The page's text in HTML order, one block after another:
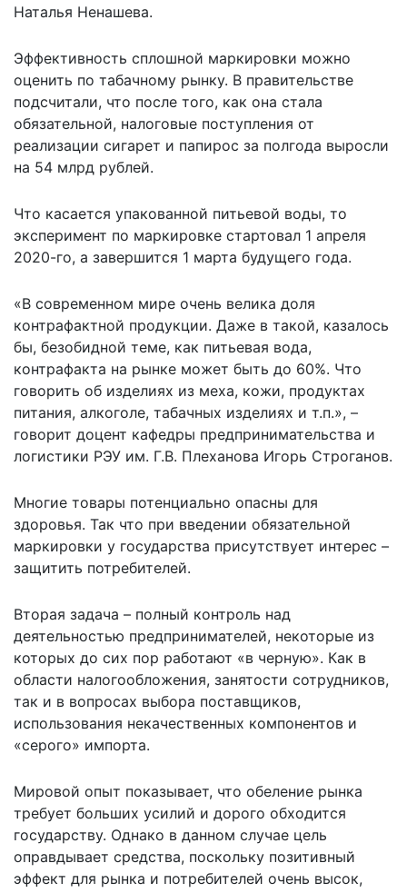
Наталья Ненашева.
Эффективность сплошной маркировки можно
оценить по табачному рынку. В правительстве
подсчитали, что после того, как она стала
обязательной, налоговые поступления от
реализации сигарет и папирос за полгода выросли
на 54 млрд рублей.
Что касается упакованной питьевой воды, то
эксперимент по маркировке стартовал 1 апреля
2020-го, а завершится 1 марта будущего года.
«В современном мире очень велика доля
контрафактной продукции. Даже в такой, казалось
бы, безобидной теме, как питьевая вода,
контрафакта на рынке может быть до 60%. Что
говорить об изделиях из меха, кожи, продуктах
питания, алкоголе, табачных изделиях и т.п.», –
говорит доцент кафедры предпринимательства и
логистики РЭУ им. Г.В. Плеханова Игорь Строганов.
Многие товары потенциально опасны для
здоровья. Так что при введении обязательной
маркировки у государства присутствует интерес –
защитить потребителей.
Вторая задача – полный контроль над
деятельностью предпринимателей, некоторые из
которых до сих пор работают «в черную». Как в
области налогообложения, занятости сотрудников,
так и в вопросах выбора поставщиков,
использования некачественных компонентов и
«серого» импорта.
Мировой опыт показывает, что обеление рынка
требует больших усилий и дорого обходится
государству. Однако в данном случае цель
оправдывает средства, поскольку позитивный
эффект для рынка и потребителей очень высок,